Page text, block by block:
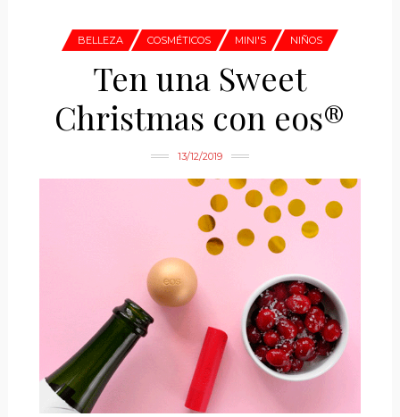
BELLEZA COSMÉTICOS MINI'S NIÑOS
Ten una Sweet
Christmas con eos®
13/12/2019